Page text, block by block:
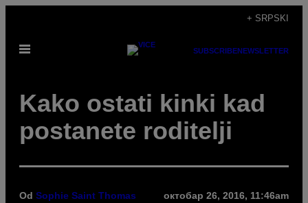
садржај
+ SRPSKI
Otvori
SUBSCRIBENEWSLETTER
​Kako ostati kinki kad
postanete roditelji
Od Sophie Saint Thomas октобар 26, 2016, 11:46am